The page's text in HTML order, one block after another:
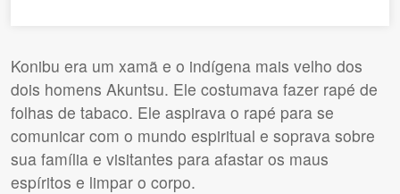
Konibu era um xamã e o indígena mais velho dos
dois homens Akuntsu. Ele costumava fazer rapé de
folhas de tabaco. Ele aspirava o rapé para se
comunicar com o mundo espiritual e soprava sobre
sua família e visitantes para afastar os maus
espíritos e limpar o corpo.